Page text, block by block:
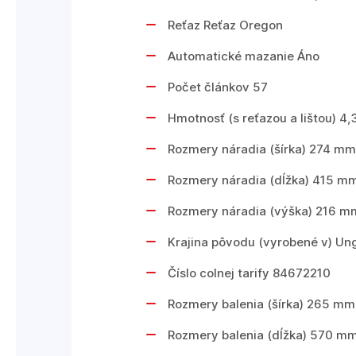
Reťaz Reťaz Oregon
Automatické mazanie Áno
Počet článkov 57
Hmotnosť (s reťazou a lištou)
Rozmery náradia (šírka) 274 mm
Rozmery náradia (dĺžka) 415
Rozmery náradia (výška) 216
Krajina pôvodu (vyrobené v)
Číslo colnej tarify 84672210
Rozmery balenia (šírka) 265 mm
Rozmery balenia (dĺžka) 570